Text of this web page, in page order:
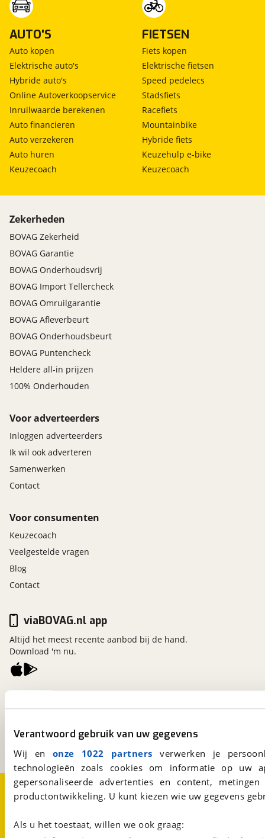
Verantwoord gebruik van uw gegevens
Wij en onze 1022 partners verwerken je
technologieën zoals cookies om informatie op
gepersonaliseerde advertenties en content,
productontwikkeling. U kunt kiezen wie uw gegevens
Als u het toestaat, willen we ook graag:
AUTO'S
Auto kopen
Elektrische auto's
Hybride auto's
Online Autoverkoopservice
Inruilwaarde berekenen
Auto financieren
Auto verzekeren
Auto huren
Keuzecoach
FIETSEN
Fiets kopen
Elektrische fietsen
Speed pedelecs
Stadsfiets
Racefiets
Mountainbike
Hybride fiets
Keuzehulp e-bike
Keuzecoach
Zekerheden
BOVAG Zekerheid
BOVAG Garantie
BOVAG Onderhoudsvrij
BOVAG Import Tellercheck
BOVAG Omruilgarantie
BOVAG Afleverbeurt
BOVAG Onderhoudsbeurt
BOVAG Puntencheck
Heldere all-in prijzen
100% Onderhouden
Voor adverteerders
Inloggen adverteerders
Ik wil ook adverteren
Samenwerken
Contact
Voor consumenten
Keuzecoach
Veelgestelde vragen
Blog
Contact
Een initiatief van
viaBOVAG.nl app
Altijd het meest recente aanbod bij de hand.
Download 'm nu.
Over viaBOVAG.nlDisclaimer- en Privacyverklaring
CookievoorkeurenVacatures